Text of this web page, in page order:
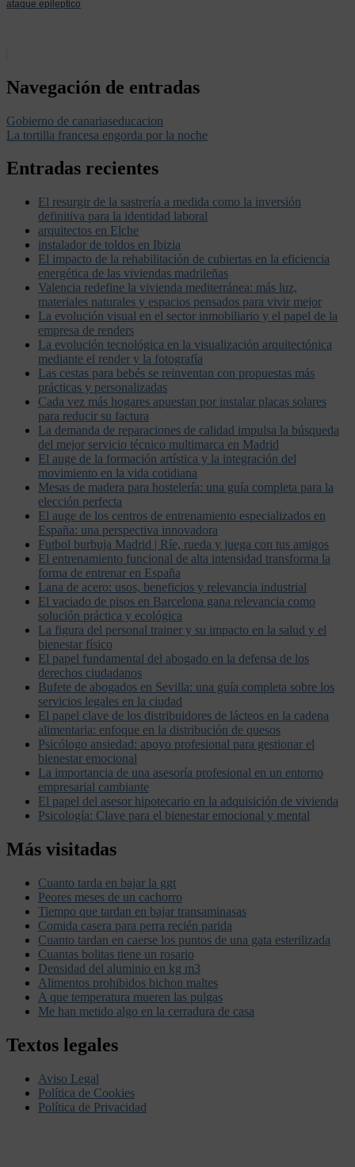
ataque epileptico
Navegación de entradas
Gobierno de canariaseducacion
La tortilla francesa engorda por la noche
Entradas recientes
El resurgir de la sastrería a medida como la inversión
definitiva para la identidad laboral
arquitectos en Elche
instalador de toldos en Ibizia
El impacto de la rehabilitación de cubiertas en la eficiencia
energética de las viviendas madrileñas
Valencia redefine la vivienda mediterránea: más luz,
materiales naturales y espacios pensados para vivir mejor
La evolución visual en el sector inmobiliario y el papel de la
empresa de renders
La evolución tecnológica en la visualización arquitectónica
mediante el render y la fotografía
Las cestas para bebés se reinventan con propuestas más
prácticas y personalizadas
Cada vez más hogares apuestan por instalar placas solares
para reducir su factura
La demanda de reparaciones de calidad impulsa la búsqueda
del mejor servicio técnico multimarca en Madrid
El auge de la formación artística y la integración del
movimiento en la vida cotidiana
Mesas de madera para hostelería: una guía completa para la
elección perfecta
El auge de los centros de entrenamiento especializados en
España: una perspectiva innovadora
Futbol burbuja Madrid | Ríe, rueda y juega con tus amigos
El entrenamiento funcional de alta intensidad transforma la
forma de entrenar en España
Lana de acero: usos, beneficios y relevancia industrial
El vaciado de pisos en Barcelona gana relevancia como
solución práctica y ecológica
La figura del personal trainer y su impacto en la salud y el
bienestar físico
El papel fundamental del abogado en la defensa de los
derechos ciudadanos
Bufete de abogados en Sevilla: una guía completa sobre los
servicios legales en la ciudad
El papel clave de los distribuidores de lácteos en la cadena
alimentaria: enfoque en la distribución de quesos
Psicólogo ansiedad: apoyo profesional para gestionar el
bienestar emocional
La importancia de una asesoría profesional en un entorno
empresarial cambiante
El papel del asesor hipotecario en la adquisición de vivienda
Psicología: Clave para el bienestar emocional y mental
Más visitadas
Cuanto tarda en bajar la ggt
Peores meses de un cachorro
Tiempo que tardan en bajar transaminasas
Comida casera para perra recién parida
Cuanto tardan en caerse los puntos de una gata esterilizada
Cuantas bolitas tiene un rosario
Densidad del aluminio en kg m3
Alimentos prohibidos bichon maltes
A que temperatura mueren las pulgas
Me han metido algo en la cerradura de casa
Textos legales
Aviso Legal
Política de Cookies
Política de Privacidad